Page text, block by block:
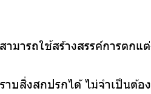
ารถใช้สร้างสรรค์การตกแ
บสิ่งสกปรกได้ ไม่จำเป็นต้อ